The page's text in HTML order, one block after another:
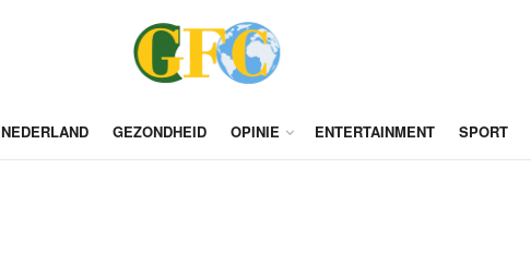
NEDERLAND GEZONDHEID OPINIE ENTERTAINMENT SPORT